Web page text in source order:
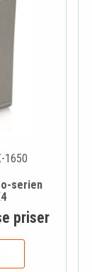
1650
serien
priser